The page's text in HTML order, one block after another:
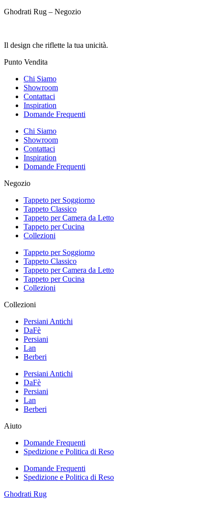
Ghodrati Rug – Negozio
Il design che riflette la tua unicità.
Punto Vendita
Chi Siamo
Showroom
Contattaci
Inspiration
Domande Frequenti
Chi Siamo
Showroom
Contattaci
Inspiration
Domande Frequenti
Negozio
Tappeto per Soggiorno
Tappeto Classico
Tappeto per Camera da Letto
Tappeto per Cucina
Collezioni
Tappeto per Soggiorno
Tappeto Classico
Tappeto per Camera da Letto
Tappeto per Cucina
Collezioni
Collezioni
Persiani Antichi
DaFè
Persiani
Lan
Berberi
Persiani Antichi
DaFè
Persiani
Lan
Berberi
Aiuto
Domande Frequenti
Spedizione e Politica di Reso
Domande Frequenti
Spedizione e Politica di Reso
Ghodrati Rug